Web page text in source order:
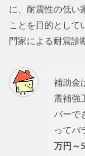
に、耐震性の低い
ことを目的として
門家による耐震診
補助金
震補強
バーで
ってバ
万円～